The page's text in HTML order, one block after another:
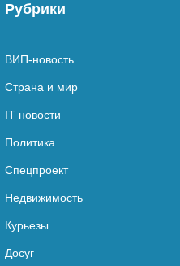
Рубрики
ВИП-новость
Страна и мир
IT новости
Политика
Спецпроект
Недвижимость
Курьезы
Досуг